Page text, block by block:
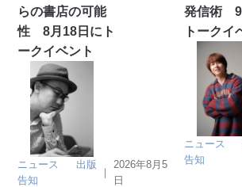
らの書店の可能
性 8月18日にト
ークイベント
ニュース
出版
告知
｜
2026年8月5
日
発信術 9
トークイ
ニュース
告知